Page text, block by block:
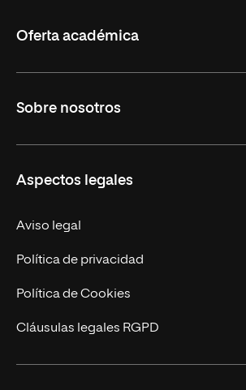
Oferta académica
Carreras
Sobre nosotros
Nuestro Equipo
Trabaja en UNIR
Actualidad
Contáctanos
Aspectos legales
Aviso legal
Política de privacidad
Política de Cookies
Cláusulas legales RGPD